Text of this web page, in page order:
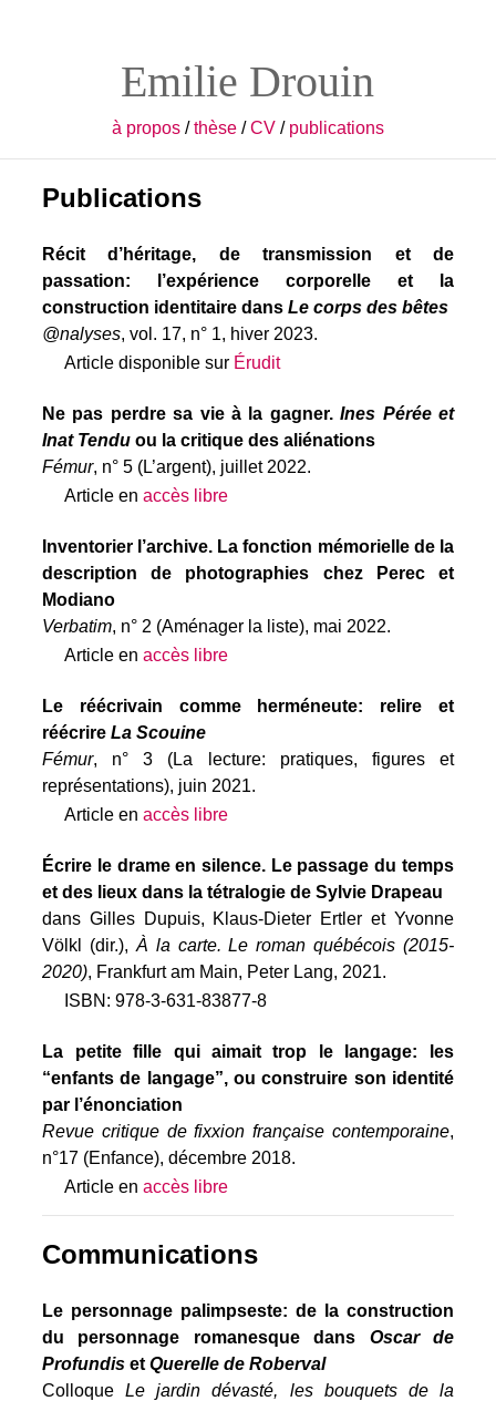
Emilie Drouin
à propos/ thèse/ CV/ publications
Publications
Récit d’héritage, de transmission et de
passation: l’expérience corporelle et la
construction identitaire dansLe corps des bêtes
@nalyses, vol. 17, n° 1, hiver 2023.
Article disponible sur Érudit
Ne pas perdre sa vie à la gagner.Ines Pérée et
Inat Tendu ou la critique des aliénations
Fémur, n° 5 (L’argent), juillet 2022.
Article enaccès libre
Inventorier l’archive. La fonction mémorielle de la
description de photographies chez Perec et
Modiano
Verbatim, n° 2 (Aménager la liste), mai 2022.
Article enaccès libre
Le réécrivain comme herméneute: relire et
réécrireLa Scouine
Fémur, n° 3 (La lecture: pratiques, figures et
représentations), juin 2021.
Article enaccès libre
Écrire le drame en silence. Le passage du temps
et des lieux dans la tétralogie de Sylvie Drapeau
dans Gilles Dupuis, Klaus-Dieter Ertler et Yvonne
Völkl (dir.), À la carte. Le roman québécois (2015-
2020), Frankfurt am Main, Peter Lang, 2021.
ISBN: 978-3-631-83877-8
La petite fille qui aimait trop le langage: les
“enfants de langage”, ou construire son identité
par l’énonciation
Revue critique de fixxion française contemporaine,
n°17 (Enfance), décembre 2018.
Article enaccès libre
Communications
Le personnage palimpseste: de la construction
du personnage romanesque dans Oscar de
Profundis etQuerelle de Roberval
ColloqueLe jardin dévasté, les bouquets de la